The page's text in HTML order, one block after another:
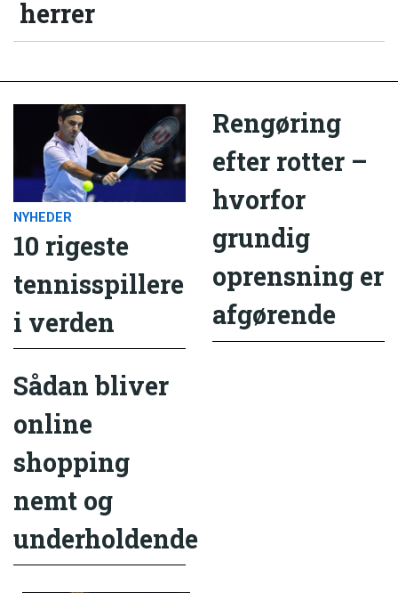
herrer
NYHEDER
10 rigeste
tennisspillere
i verden
Rengøring
efter rotter –
hvorfor
grundig
oprensning er
afgørende
Sådan bliver
online
shopping
nemt og
underholdende